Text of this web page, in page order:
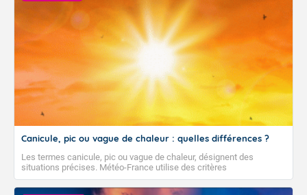
Canicule, pic ou vague de chaleur : quelles différences ?
Les termes canicule, pic ou vague de chaleur, désignent des
situations précises. Météo-France utilise des critères
climatologiques pour évaluer et qualifier les épisodes de chaleur qui
peuvent avoir des impacts sanitaires et socio-économiques